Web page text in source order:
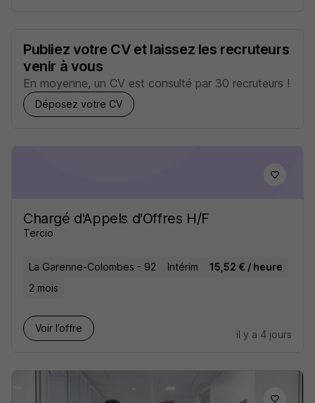
Publiez votre CV et laissez les recruteurs
venir à vous
En moyenne, un CV est consulté par 30 recruteurs !
Déposez votre CV
Chargé d'Appels d'Offres H/F
Tercio
La Garenne-Colombes - 92 Intérim
15,52 € / heure
2 mois
Voir l’offre
il y a 4 jours